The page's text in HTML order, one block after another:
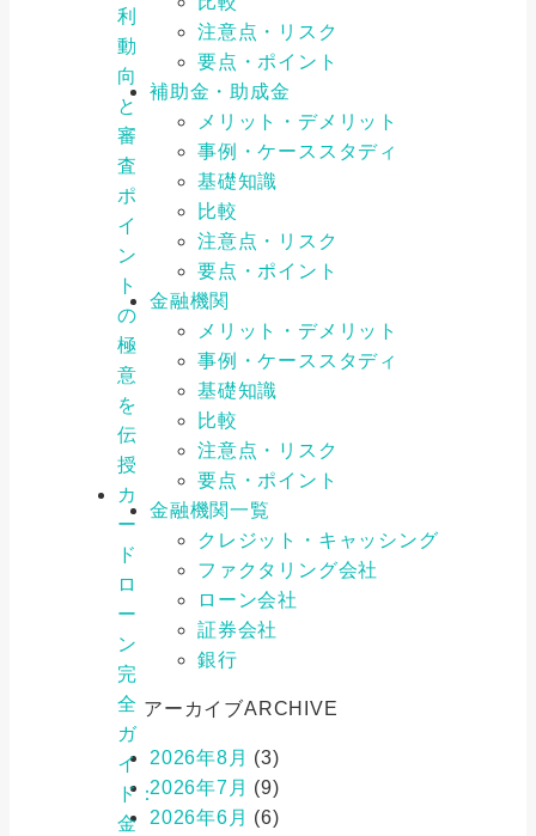
利
動
向
と
審
査
ポ
イ
ン
ト
の
極
意
を
伝
授
カ
ー
ド
ロ
ー
ン
完
全
ガ
イ
ド：
金
注意点・リスク
要点・ポイント
補助金・助成金
メリット・デメリット
事例・ケーススタディ
基礎知識
比較
注意点・リスク
要点・ポイント
金融機関
メリット・デメリット
事例・ケーススタディ
基礎知識
比較
注意点・リスク
要点・ポイント
金融機関一覧
クレジット・キャッシング
ファクタリング会社
ローン会社
証券会社
銀行
アーカイブARCHIVE
2026年8月 (3)
2026年7月 (9)
2026年6月 (6)